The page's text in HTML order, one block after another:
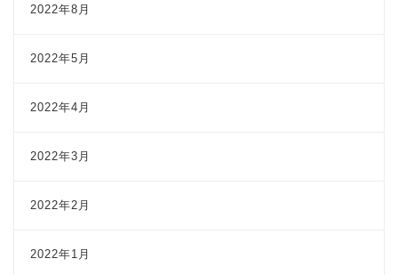
2022年8月
2022年5月
2022年4月
2022年3月
2022年2月
2022年1月